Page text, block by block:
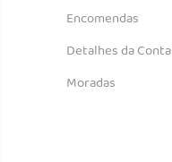
Encomendas
Detalhes da Conta
Moradas